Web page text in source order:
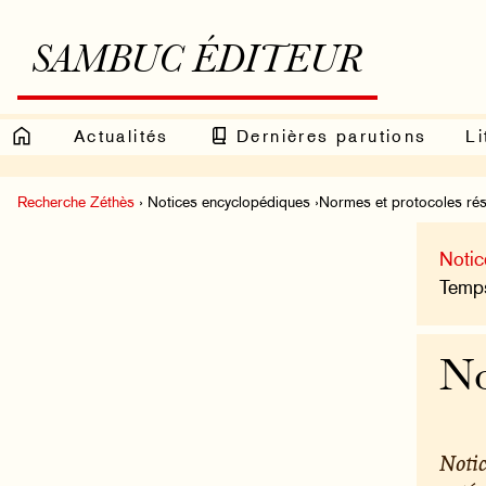
SAMBUC ÉDITEUR
Actualités Dernières parutions
Recherche Zéthès › Notices encyclopédiques ›Normes et protocoles